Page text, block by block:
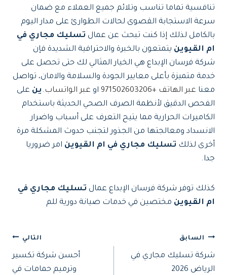
تنافسية تماما تناسب وتلائم جميع العملاء مع ضمان
سرعة الاستجابة القصوى لحالات الطوارئ على مدار اليوم
بالكامل لذلك إذا كنت تبحث عن عمال تسليك مجاري في
ام القيوين يتمتعون بالخبرة والاحترافية الشديدة فإن
شركة فرسان الإبداع هي الخيار المثالي لك حتى تحصل على
خدمة متميزة بأعلى معايير الجودة والسلامة والامان، تواصل
معنا عبر الهاتف +971502603206 او عبر الواتساب. ين على
الفحص الدقيق لأنظمة الصرف الصحي الحديثة باستخدام
الكاميرات الحرارية مما يتيح التعرف على أسباب واضرار
الانسداد ومعالجتها من الجذور لتجنب حدوث المشكلة مرة
أخرى لذلك تسليك مجاري في ام القيوين امر ضروريا
جدا.
كذلك توفر شركة فرسان الإبداع عمال تسليك مجاري في
ام القيوين مختصين في خدمات صيانة دورية للم
تصفّح
المقالات
السابق
شركة تسليك مجاري في
الرياض 2026
التالي
أحسن شركة تكسير
وترميم حمامات في